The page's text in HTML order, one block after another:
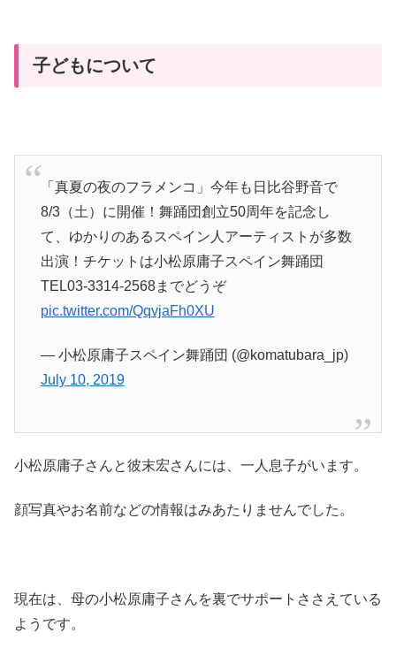
子どもについて
「真夏の夜のフラメンコ」今年も日比谷野音で
8/3（土）に開催！舞踊団創立50周年を記念し
て、ゆかりのあるスペイン人アーティストが多数
出演！チケットは小松原庸子スペイン舞踊団
TEL03-3314-2568までどうぞ
pic.twitter.com/QqvjaFh0XU
— 小松原庸子スペイン舞踊団 (@komatubara_jp)
July 10, 2019
小松原庸子さんと彼末宏さんには、一人息子がいます。
顔写真やお名前などの情報はみあたりませんでした。
現在は、母の小松原庸子さんを裏でサポートささえている
ようです。